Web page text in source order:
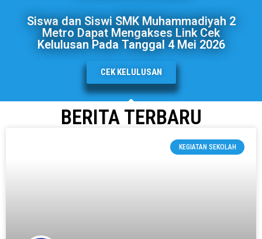
Siswa dan Siswi SMK Muhammadiyah 2
Metro Dapat Mengakses Link Cek
Kelulusan Pada Tanggal 4 Mei 2026
CEK KELULUSAN
BERITA TERBARU
KEGIATAN SEKOLAH